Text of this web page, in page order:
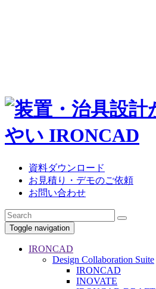
資料ダウンロード
お見積り・デモのご依頼
お問い合わせ
Toggle navigation
IRONCAD
Design Collaboration Suite
IRONCAD
INOVATE